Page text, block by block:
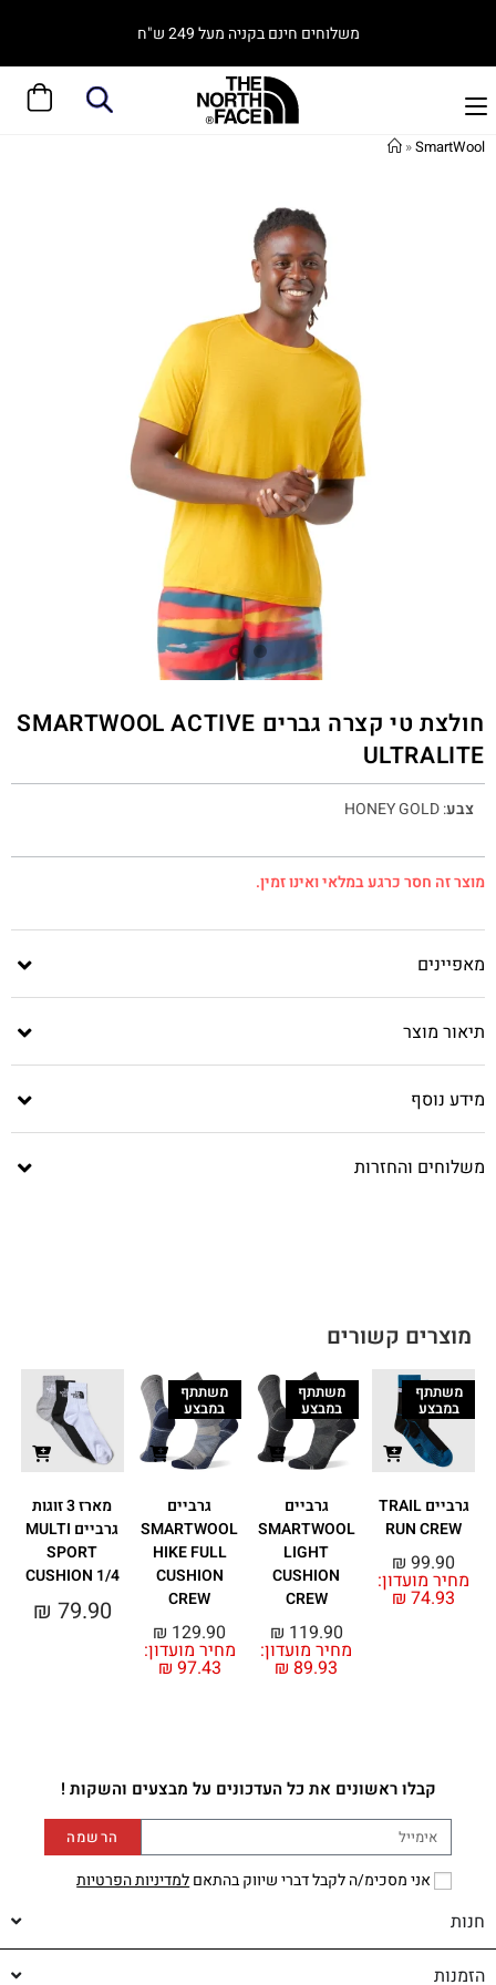
משלוחים חינם בקניה מעל 249 ש"ח
»SmartWool
חולצת טי קצרה גברים SMARTWOOL ACTIVE
ULTRALITE
צבע:
HONEY GOLD
מוצר זה חסר כרגע במלאי ואינו זמין.
מאפיינים
תיאור מוצר
מידע נוסף
משלוחים והחזרות
מוצרים קשורים
משתתף
במבצע
גרביים TRAIL
RUN CREW
מחיר מועדון:
₪ 74.93
₪ 99.90
משתתף
במבצע
גרביים
SMARTWOOL
LIGHT
CUSHION
CREW
מחיר מועדון:
₪ 89.93
₪ 119.90
משתתף
במבצע
גרביים
SMARTWOOL
HIKE FULL
CUSHION
CREW
מחיר מועדון:
₪ 97.43
₪ 129.90
מארז 3 זוגות
גרביים MULTI
SPORT
CUSHION 1/4
₪ 79.90
קבלו ראשונים את כל העדכונים על מבצעים והשקות !
אני מסכימ/ה לקבל דברי שיווק בהתאםלמדיניות הפרטיות
הרשמה
חנות
הזמנות